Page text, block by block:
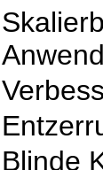
Blinde